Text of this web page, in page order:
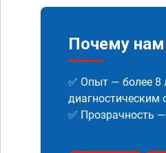
Почему
✅ Опыт — более 8
диагностическим
✅ Прозрачность